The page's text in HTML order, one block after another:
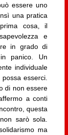
essere uno
una pratica
cosa, il
e
in grado di
panico. Un
individuale
esserci.
di non essere
a conti
questa
sarò sola.
ma